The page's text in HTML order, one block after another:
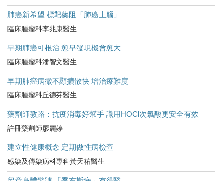
肺癌新希望 標靶藥阻「肺癌上腦」
臨床腫瘤科李兆康醫生
早期肺癌可根治 愈早發現機會愈大
臨床腫瘤科潘智文醫生
早期肺癌病徵不顯擴散快 增治療難度
臨床腫瘤科丘德芬醫生
藥劑師教路：抗疫消毒好幫手 識用HOCl次氯酸更安全有效
註冊藥劑師廖麗婷
建立性健康概念 定期做性病檢查
感染及傳染病科專科黃天祐醫生